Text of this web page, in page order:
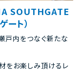
SOUTHGATE
ト）
戸内をつなぐ新たな
をお楽しみ頂けるレ